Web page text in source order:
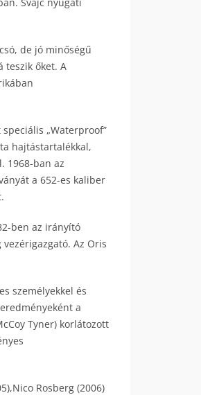
de jó minőségű
teszik őket. A
„Waterproof”
hajtástartalékkal,
1968-ban az
a 652-es kaliber
ben az irányító
Az Oris
személyekkel és
a
Tyner) korlátozott
Rosberg (2006)